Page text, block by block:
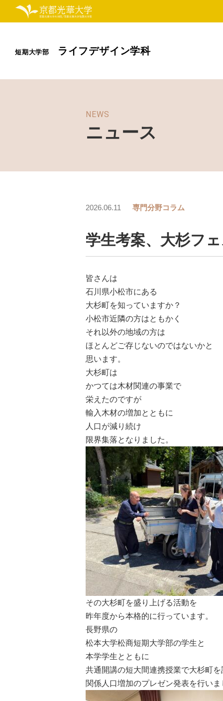
短期大学部 ライフデザイン学科
NEWS
ニュース
2026.06.11 専門分野コラム
学生考案、大杉フ
皆さんは
石川県小松市にある
大杉町を知っていますか？
小松市近隣の方はともかく
それ以外の地域の方は
ほとんどご存じないのではないかと
思います。
大杉町は
かつては木材関連の事業で
栄えたのですが
輸入木材の増加とともに
人口が減り続け
限界集落となりました。
その大杉町を盛り上げる活動を
昨年度から本格的に行っています。
長野県の
松本大学松商短期大学部の学生と
本学学生とともに
共通開講の短大間連携授業で大杉町を
関係人口増加のプレゼン発表を行いま